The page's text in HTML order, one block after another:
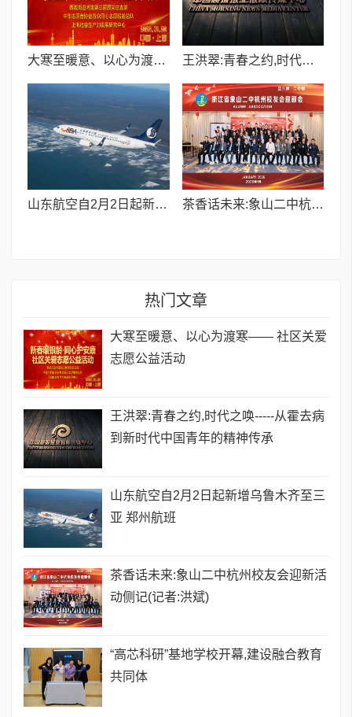
​大寒至暖意、以心为渡寒—— 社区关爱志愿公益活动 王洪翠:青春之约,时代之唤-----从霍去病到新时代中国青年的精神传承
山东航空自2月2日起新增乌鲁木齐至三亚 郑州航班 茶香话未来:象山二中杭州校友会迎新活动侧记(记者:洪斌)
热门文章
​大寒至暖意、以心为渡寒—— 社区关爱
志愿公益活动
王洪翠:青春之约,时代之唤-----从霍去病
到新时代中国青年的精神传承
山东航空自2月2日起新增乌鲁木齐至三
亚 郑州航班
茶香话未来:象山二中杭州校友会迎新活
动侧记(记者:洪斌)
“高芯科研”基地学校开幕,建设融合教育
共同体